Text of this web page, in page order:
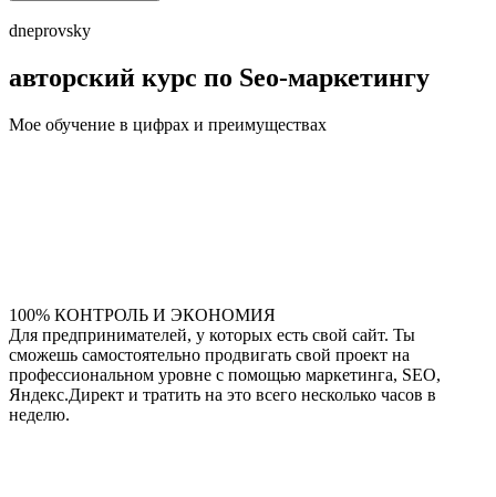
dneprovsky
авторский курс по Seo-маркетингу
Мое обучение в цифрах и преимуществах
100% КОНТРОЛЬ И ЭКОНОМИЯ
Для предпринимателей, у которых есть свой сайт. Ты
сможешь самостоятельно продвигать свой проект на
профессиональном уровне с помощью маркетинга, SEO,
Яндекс.Директ и тратить на это всего несколько часов в
неделю.